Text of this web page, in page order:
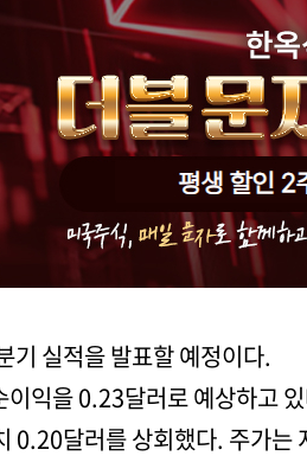
기 실적을 발표할 예정이다.
익을 0.23달러로 예상하고
0.20달러를 상회했다. 주가는